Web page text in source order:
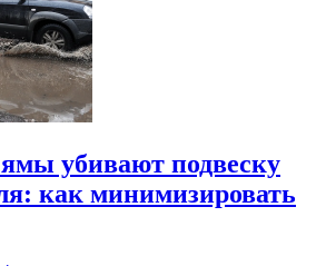
убивают подвеску
как минимизировать